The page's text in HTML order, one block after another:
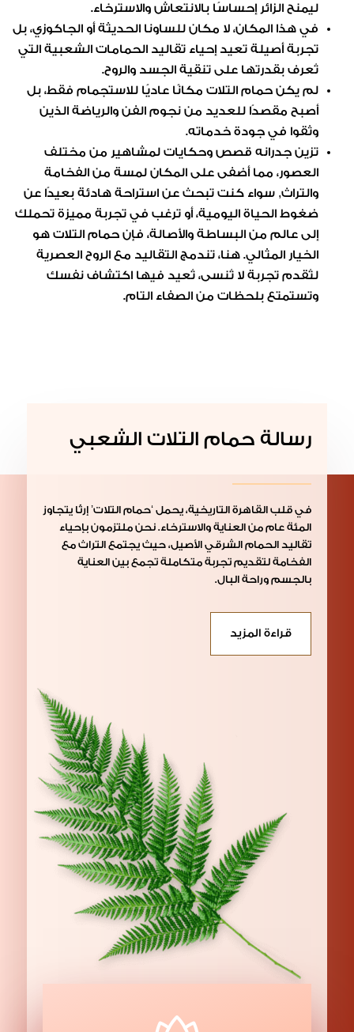
ليمنح الزائر إحساسًا بالانتعاش والاسترخاء.
في هذا المكان، لا مكان للساونا الحديثة أو الجاكوزي، بل
تجربة أصيلة تعيد إحياء تقاليد الحمامات الشعبية التي
تُعرف بقدرتها على تنقية الجسد والروح.
لم يكن حمام التلات مكانًا عاديًا للاستجمام فقط، بل
أصبح مقصدًا للعديد من نجوم الفن والرياضة الذين
وثقوا في جودة خدماته.
تزين جدرانه قصص وحكايات لمشاهير من مختلف
العصور، مما أضفى على المكان لمسة من الفخامة
والتراث, سواء كنت تبحث عن استراحة هادئة بعيدًا عن
ضغوط الحياة اليومية، أو ترغب في تجربة مميزة تحملك
إلى عالم من البساطة والأصالة، فإن حمام التلات هو
الخيار المثالي. هنا، تندمج التقاليد مع الروح العصرية
لتُقدم تجربة لا تُنسى، تُعيد فيها اكتشاف نفسك
وتستمتع بلحظات من الصفاء التام.
رسالة حمام التلات الشعبي
في قلب القاهرة التاريخية، يحمل ‘حمام التلات’ إرثًا يتجاوز
المئة عام من العناية والاسترخاء. نحن ملتزمون بإحياء
تقاليد الحمام الشرقي الأصيل، حيث يجتمع التراث مع
الفخامة لتقديم تجربة متكاملة تجمع بين العناية
بالجسم وراحة البال.
قراءة المزيد